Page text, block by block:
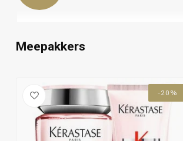
Meepakkers
-20%